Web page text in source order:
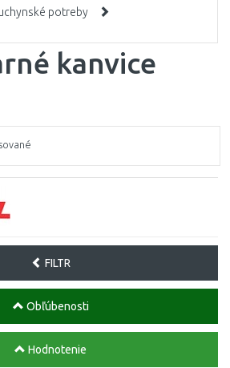
potreby
kanvice
FILTR
Obľúbenosti
Hodnotenie